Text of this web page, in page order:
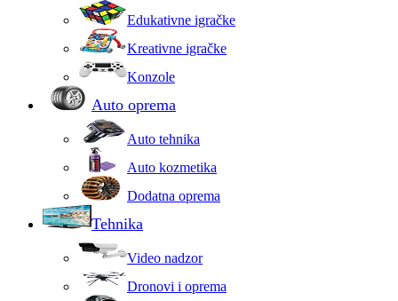
Edukativne igračke
Kreativne igračke
Konzole
Auto oprema
Auto tehnika
Auto kozmetika
Dodatna oprema
Tehnika
Video nadzor
Dronovi i oprema